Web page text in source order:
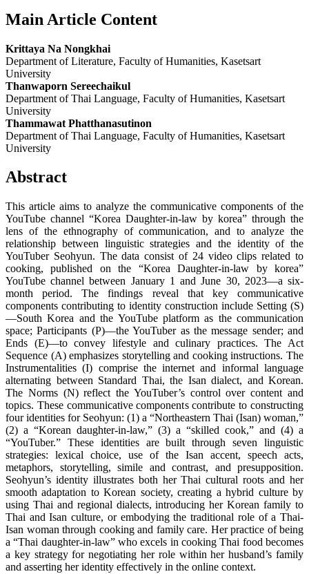
Main Article Content
Krittaya Na Nongkhai
Department of Literature, Faculty of Humanities, Kasetsart
University
Thanwaporn Sereechaikul
Department of Thai Language, Faculty of Humanities, Kasetsart
University
Thammawat Phatthanasutinon
Department of Thai Language, Faculty of Humanities, Kasetsart
University
Abstract
This article aims to analyze the communicative components of the
YouTube channel “Korea Daughter-in-law by korea” through the
lens of the ethnography of communication, and to analyze the
relationship between linguistic strategies and the identity of the
YouTuber Seohyun. The data consist of 24 video clips related to
cooking, published on the “Korea Daughter-in-law by korea”
YouTube channel between January 1 and June 30, 2023—a six-
month period. The findings reveal that key communicative
components contributing to identity construction include Setting (S)
—South Korea and the YouTube platform as the communication
space; Participants (P)—the YouTuber as the message sender; and
Ends (E)—to convey lifestyle and culinary practices. The Act
Sequence (A) emphasizes storytelling and cooking instructions. The
Instrumentalities (I) comprise the internet and informal language
alternating between Standard Thai, the Isan dialect, and Korean.
The Norms (N) reflect the YouTuber’s control over content and
topics. These communicative components contribute to constructing
four identities for Seohyun: (1) a “Northeastern Thai (Isan) woman,”
(2) a “Korean daughter-in-law,” (3) a “skilled cook,” and (4) a
“YouTuber.” These identities are built through seven linguistic
strategies: lexical choice, use of the Isan accent, speech acts,
metaphors, storytelling, simile and contrast, and presupposition.
Seohyun’s identity illustrates both her Thai cultural roots and her
smooth adaptation to Korean society, creating a hybrid culture by
using Thai and regional dialects, introducing her Korean family to
Thai and Isan culture, or embodying the traditional role of a Thai-
Isan woman through cooking and family care. Her practice of being
a “Thai daughter-in-law” who excels in cooking Thai food becomes
a key strategy for negotiating her role within her husband’s family
and asserting her identity effectively in the online context.